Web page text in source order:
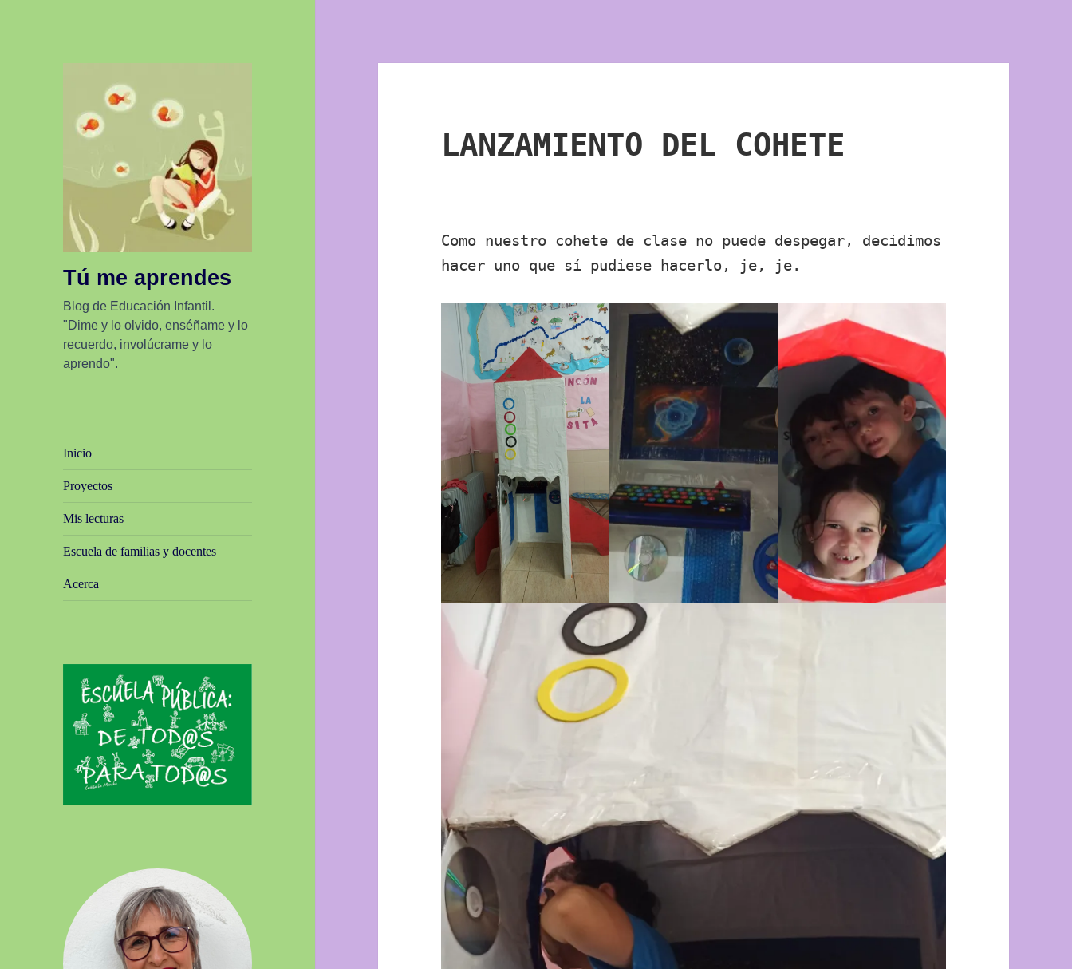
Tú me aprendes
Blog de Educación Infantil.
"Dime y lo olvido, enséñame y lo
recuerdo, involúcrame y lo
aprendo".
Inicio
Proyectos
Mis lecturas
Escuela de familias y docentes
Acerca
LANZAMIENTO DEL COHETE
Como nuestro cohete de clase no puede despegar, decidimos
hacer uno que sí pudiese hacerlo, je, je.